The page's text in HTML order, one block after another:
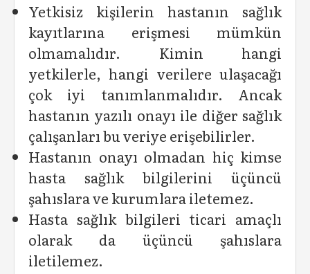
Yetkisiz kişilerin hastanın sağlık
kayıtlarına erişmesi mümkün
olmamalıdır. Kimin hangi
yetkilerle, hangi verilere ulaşacağı
çok iyi tanımlanmalıdır. Ancak
hastanın yazılı onayı ile diğer sağlık
çalışanları bu veriye erişebilirler.
Hastanın onayı olmadan hiç kimse
hasta sağlık bilgilerini üçüncü
şahıslara ve kurumlara iletemez.
Hasta sağlık bilgileri ticari amaçlı
olarak da üçüncü şahıslara
iletilemez.